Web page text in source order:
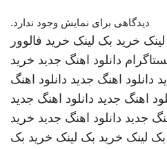
دیدگاهی برای نمایش وجود ندارد.
خرید بک لینک خرید فالوور
دانلود اهنگ جدید خرید
دانلود اهنگ جدید دانلود اهنگ
اهنگ جدید دانلود اهنگ جدید
جدید دانلود اهنگ جدید خرید
لینک خرید بک لینک خرید بک